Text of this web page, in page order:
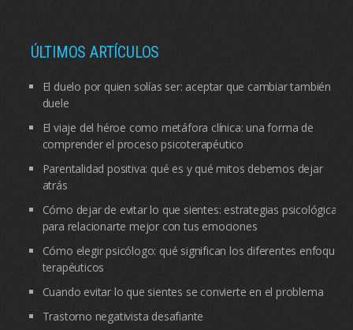
ÚLTIMOS ARTÍCULOS
El duelo por quien solías ser: aceptar que cambiar también
duele
El viaje del héroe como metáfora clínica: una forma de
comprender el proceso psicoterapéutico
Parentalidad positiva: qué es y qué mitos debemos dejar
atrás
Cómo dejar de evitar lo que sientes: estrategias psicológicas
para relacionarte mejor con tus emociones
Cómo elegir psicólogo: qué significan los diferentes enfoques
terapéuticos
Cuando evitar lo que sientes se convierte en el problema
Trastorno negativista desafiante